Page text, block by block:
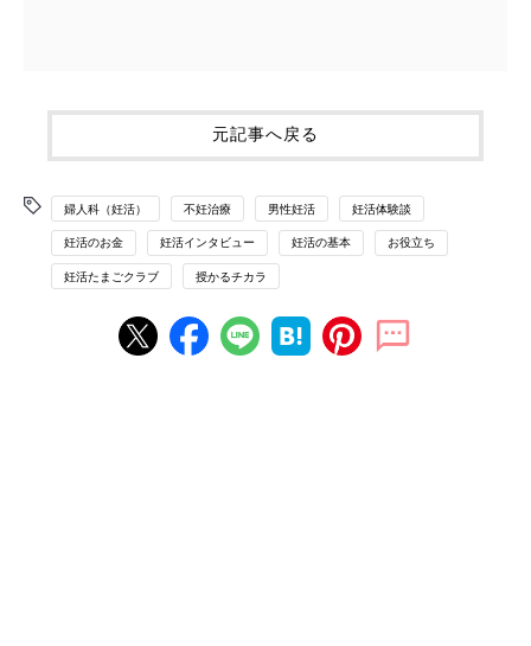
元記事へ戻る
婦人科（妊活） 不妊治療 男性妊活 妊活体験談
妊活のお金 妊活インタビュー 妊活の基本 お役立ち
妊活たまごクラブ 授かるチカラ